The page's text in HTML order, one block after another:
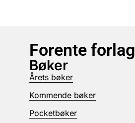
Forente forlag
Bøker
Årets bøker
Kommende bøker
Pocketbøker